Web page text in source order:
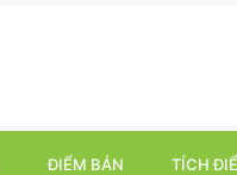
ĐIỂM BÁN TÍCH